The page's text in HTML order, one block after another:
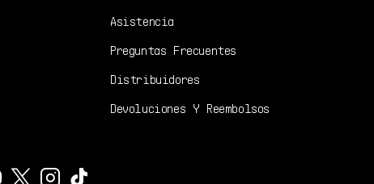
Asistencia
Preguntas Frecuentes
Distribuidores
Devoluciones Y Reembolsos